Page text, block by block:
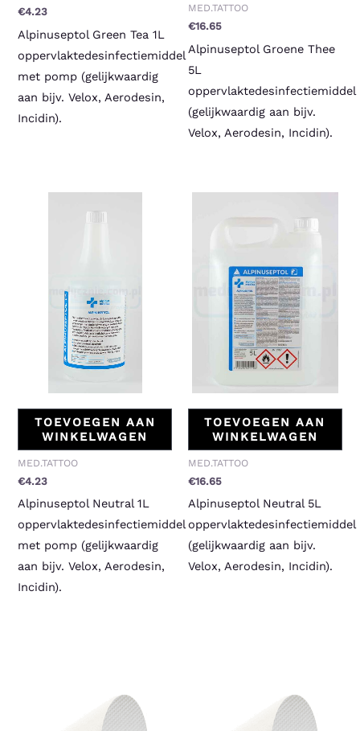
€4.23
Alpinuseptol Green Tea 1L
oppervlaktedesinfectiemiddel
met pomp (gelijkwaardig
aan bijv. Velox, Aerodesin,
Incidin).
MED.TATTOO
€16.65
Alpinuseptol Groene Thee
5L
oppervlaktedesinfectiemiddel
(gelijkwaardig aan bijv.
Velox, Aerodesin, Incidin).
TOEVOEGEN AAN
WINKELWAGEN
MED.TATTOO
€4.23
Alpinuseptol Neutral 1L
oppervlaktedesinfectiemiddel
met pomp (gelijkwaardig
aan bijv. Velox, Aerodesin,
Incidin).
TOEVOEGEN AAN
WINKELWAGEN
MED.TATTOO
€16.65
Alpinuseptol Neutral 5L
oppervlaktedesinfectiemiddel
(gelijkwaardig aan bijv.
Velox, Aerodesin, Incidin).